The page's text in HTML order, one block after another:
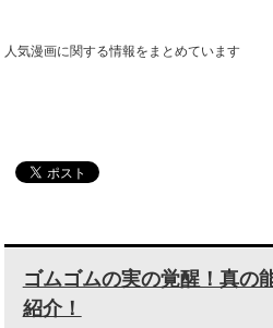
人気漫画に関する情報をまとめています
ゴムゴムの実の覚醒！真の
紹介！